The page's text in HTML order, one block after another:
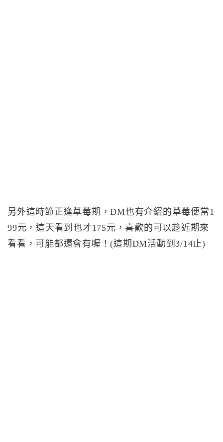
另外這時節正逢草莓期，DM也有介紹的草莓便當1
99元，這天看到也才175元，喜歡的可以趁近期來
看看，可能都還會有喔！(這期DM活動到3/14止)